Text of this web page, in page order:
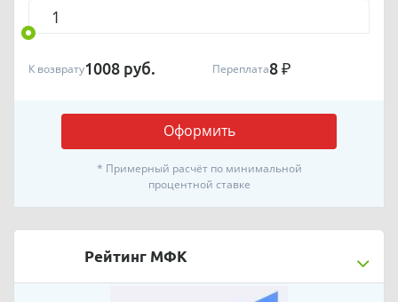
Оформить
К возврату1008 руб. Переплата8 ₽
* Примерный расчёт по минимальной
процентной ставке
Рейтинг МФК